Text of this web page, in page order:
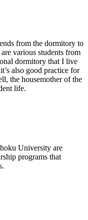
from the dormitory to
various students from
dormitory that I live
also good practice for
the housemother of the
life.
University are
programs that